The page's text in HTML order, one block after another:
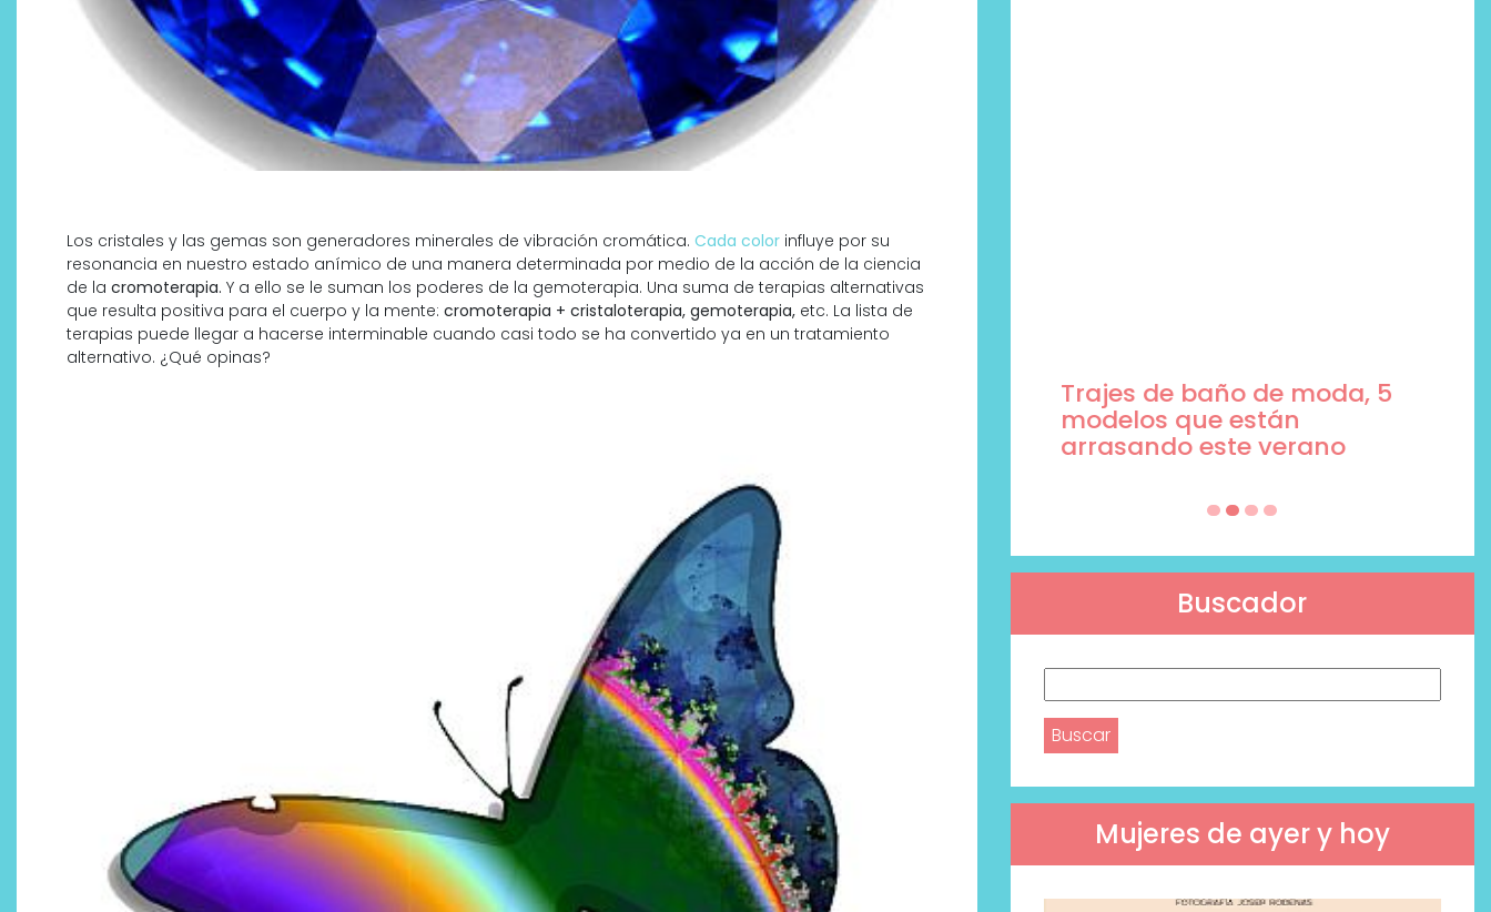
Los cristales y las gemas son generadores minerales de vibración cromática. Cada color influye por su
resonancia en nuestro estado anímico de una manera determinada por medio de la acción de la ciencia
de la cromoterapia. Y a ello se le suman los poderes de la gemoterapia. Una suma de terapias alternativas
que resulta positiva para el cuerpo y la mente: cromoterapia + cristaloterapia, gemoterapia, etc. La lista de
terapias puede llegar a hacerse interminable cuando casi todo se ha convertido ya en un tratamiento
alternativo. ¿Qué opinas?
Trajes de baño de moda, 5
modelos que están
arrasando este verano
Buscador
Mujeres de ayer y hoy